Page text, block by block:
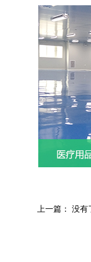
上一篇： 没有